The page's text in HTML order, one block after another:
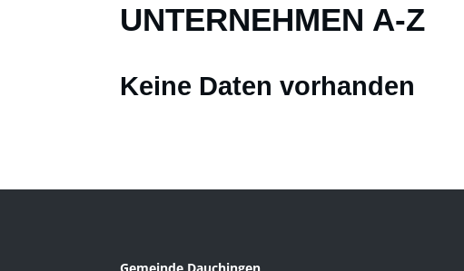
UNTERNEHMEN A-Z
Keine Daten vorhanden